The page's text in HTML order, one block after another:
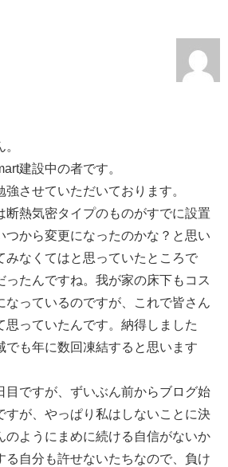
建設中の者です。
させていただいております。
断熱気密タイプのものがすでに設置
つから変更になったのかな？と思い
みなくてはと思っていたところで
ったんですね。我が家の床下もコス
なっているのですが、これで皆さん
思っていたんです。納得しました
でも年に数回凍結すると思います
目ですが、ずいぶん前からブログ始
すが、やっぱり私はしないことに決
のようにまめに続ける自信がないか
る自分も許せないたちなので、負け